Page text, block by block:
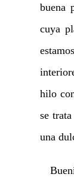
buena
cuya
hilo
se
una